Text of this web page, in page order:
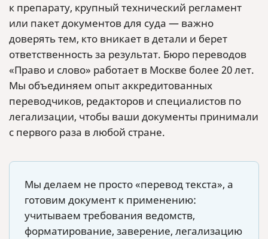
к препарату, крупный технический регламент
или пакет документов для суда — важно
доверять тем, кто вникает в детали и берет
ответственность за результат. Бюро переводов
«Право и слово» работает в Москве более 20 лет.
Мы объединяем опыт аккредитованных
переводчиков, редакторов и специалистов по
легализации, чтобы ваши документы принимали
с первого раза в любой стране.
Мы делаем не просто «перевод текста», а
готовим документ к применению:
учитываем требования ведомств,
форматирование, заверение, легализацию